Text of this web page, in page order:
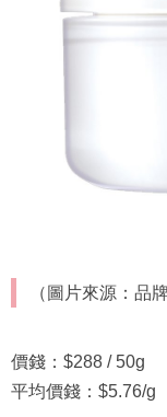
（圖片來源：品
價錢：$288 / 50g
平均價錢：$5.76/g